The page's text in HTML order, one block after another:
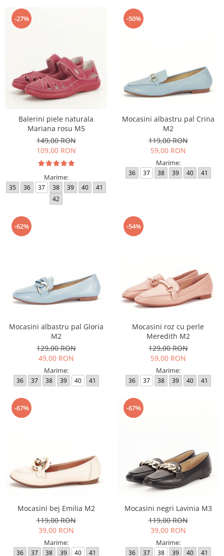
-27%
Balerini piele naturala
Mariana rosu M5
149,00 RON
109,00 RON
Marime:
35 36 37 38 39 40
41
42
-50%
Mocasini albastru pal Crina
M2
119,00 RON
59,00 RON
Marime:
36 37 38 39 40 41
-62%
Mocasini albastru pal Gloria
M2
129,00 RON
49,00 RON
Marime:
36 37 38 39 40 41
-54%
Mocasini roz cu perle
Meredith M2
129,00 RON
59,00 RON
Marime:
36 37 38 39 40 41
-67%
Mocasini bej Emilia M2
119,00 RON
39,00 RON
Marime:
36 37 38 39 40 41
-67%
Mocasini negri Lavinia M3
119,00 RON
39,00 RON
Marime:
36 37 38 39 40 41